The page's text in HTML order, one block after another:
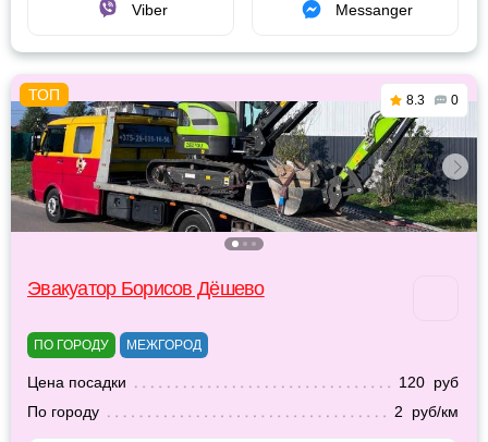
Viber Messanger
8.3 0
Эвакуатор Борисов Дёшево
ПО ГОРОДУ МЕЖГОРОД
Цена посадки
120 руб
По городу
2 руб/км